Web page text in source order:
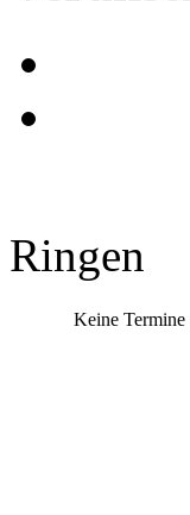
Ringen
Keine